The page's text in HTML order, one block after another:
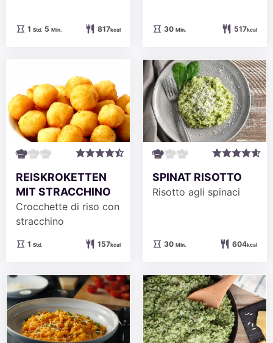
1Stunde
Std. 5Minuten
Min. 817kcal 30Minuten
Min. 517kcal
REISKROKETTEN
MIT STRACCHINO
Crocchette di riso con
stracchino
1Stunde
Std. 157kcal
SPINAT RISOTTO
Risotto agli spinaci
30Minuten
Min. 604kcal